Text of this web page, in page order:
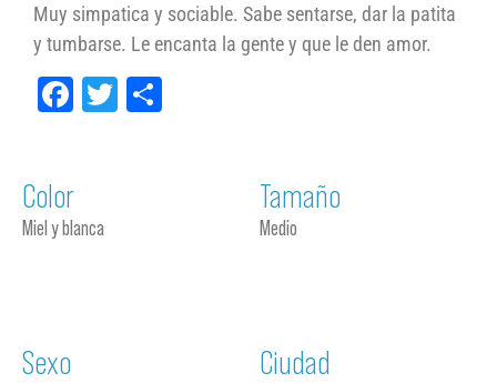
Muy simpatica y sociable. Sabe sentarse, dar la patita
y tumbarse. Le encanta la gente y que le den amor.
Facebook
Twitter
Color
Miel y blanca
Tamaño
Medio
Sexo Ciudad